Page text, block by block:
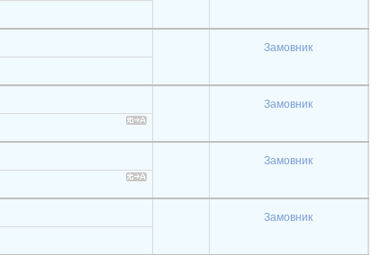
Замовник
Замовник
Замовник
Замовник